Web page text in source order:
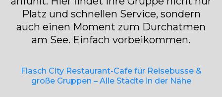
Platz und schnellen Service, sondern
auch einen Moment zum Durchatmen
am See. Einfach vorbeikommen.
Flasch City Restaurant-Cafe für Reisebusse &
große Gruppen – Alle Städte in der Nähe